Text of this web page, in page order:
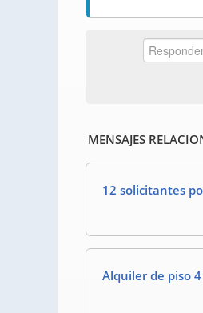
MENSAJES
12 solicitantes
Alquiler de piso